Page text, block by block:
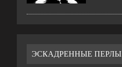
ЭСКАДРЕННЫЕ ПЕРЛЫ